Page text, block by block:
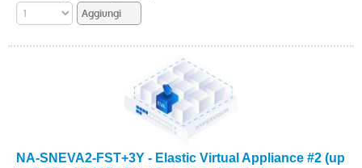
NA-SNEVA2-FST+3Y - Elastic Virtual Appliance #2 (up